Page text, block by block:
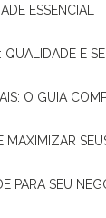
ESSENCIAL
QUALIDADE E
O GUIA
MAXIMIZAR
PARA SEU